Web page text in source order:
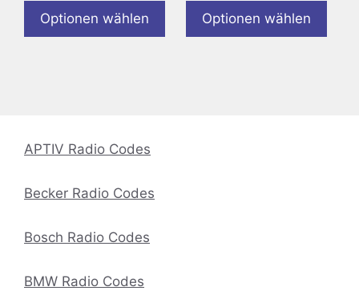
Optionen wählen Optionen wählen
APTIV Radio Codes
Becker Radio Codes
Bosch Radio Codes
BMW Radio Codes